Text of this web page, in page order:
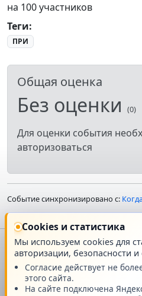
на 100 участников
Теги:
ПРИ
Общая оценка
Без оценки (0)
Для оценки события
авторизоваться
Событие синхронизировано с:
Главная О проекте
Техподдержка
Cookies и статистика
Мы используем cookies для
авторизации, безопасности
Согласие действует не
этого сайта.
На сайте подключена